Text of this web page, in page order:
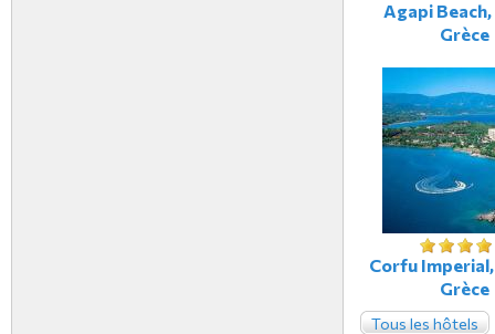
Agapi
Grèce
Corfu
Grèce
Tous les hôtels